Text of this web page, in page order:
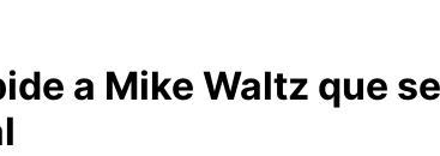
a Mike Waltz que